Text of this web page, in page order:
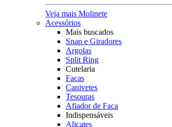
Veja mais Molinete
Acessórios
Mais buscados
Snap e Giradores
Argolas
Split Ring
Cutelaria
Facas
Canivetes
Tesouras
Afiador de Faca
Indispensáveis
Alicates